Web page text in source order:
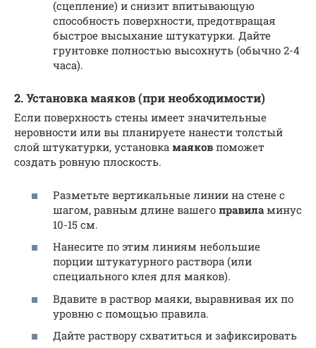
(сцепление) и снизит впитывающую
способность поверхности, предотвращая
быстрое высыхание штукатурки. Дайте
грунтовке полностью высохнуть (обычно 2-4
часа).
2. Установка маяков (при необходимости)
Если поверхность стены имеет значительные
неровности или вы планируете нанести толстый
слой штукатурки, установка маяков поможет
создать ровную плоскость.
Разметьте вертикальные линии на стене с
шагом, равным длине вашего правила минус
10-15 см.
Нанесите по этим линиям небольшие
порции штукатурного раствора (или
специального клея для маяков).
Вдавите в раствор маяки, выравнивая их по
уровню с помощью правила.
Дайте раствору схватиться и зафиксировать